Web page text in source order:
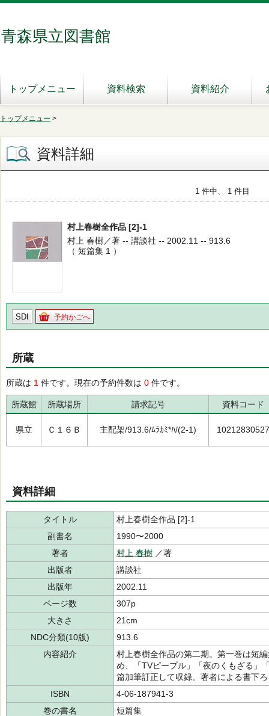
青森県立図書館
トップメニュー 資料検索 資料紹介
トップメニュー >
資料詳細
1 件中、 1 件目
村上春樹全作品 [2]-1
村上 春樹／著 -- 講談社 -- 2002.11 -- 913.6
（ 短篇集 1 ）
SDI 予約かごへ
所蔵
所蔵は 1 件です。現在の予約件数は 0 件です。
所蔵館 所蔵場所 請求記号 資料コード
県立 Ｃ１６Ｂ 主配架/913.6/ﾑﾗｶﾐ*ﾊ/(2-1) 10212830527
資料詳細
タイトル
村上春樹全作品 [2]-1
副書名
1990〜2000
著者
村上 春樹 ／著
出版者
講談社
出版年
2002.11
ページ数
307p
大きさ
21cm
NDC分類(10版)
913.6
内容紹介
村上春樹全作品の第二期。第一巻は短
め、「TVピープル」「夜のくもざる」
篇加筆訂正して収録。著者による書下
ISBN
4-06-187941-3
巻の書名
短篇集